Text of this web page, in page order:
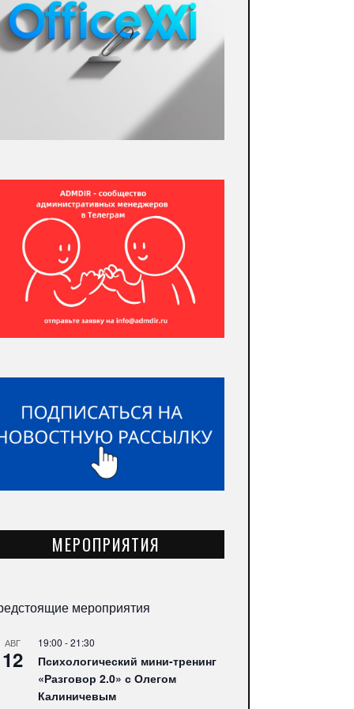
МЕРОПРИЯТИЯ
мероприятия
АВГ
12
19:00 -21:30
Психологический мини-тренинг
«Разговор 2.0» с Олегом
Калиничевым